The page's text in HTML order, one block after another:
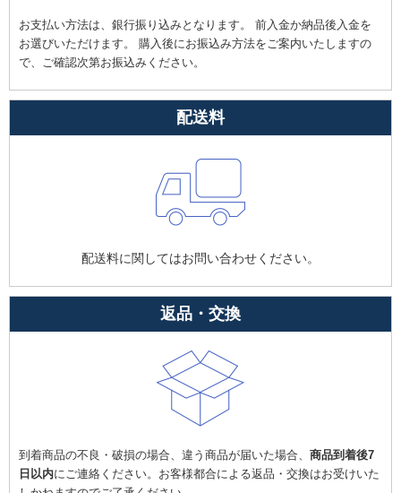
お支払い方法は、銀行振り込みとなります。 前入金か納品後入金を
お選びいただけます。 購入後にお振込み方法をご案内いたしますの
で、ご確認次第お振込みください。
配送料
配送料に関してはお問い合わせください。
返品・交換
到着商品の不良・破損の場合、違う商品が届いた場合、 商品到着後7
日以内にご連絡ください。お客様都合による返品・交換はお受けいた